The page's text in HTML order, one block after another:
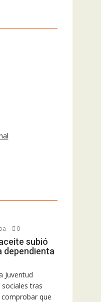
0
subió
dependienta
Juventud
tras
que